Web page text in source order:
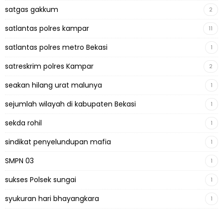
satgas gakkum 2
satlantas polres kampar 11
satlantas polres metro Bekasi 1
satreskrim polres Kampar 2
seakan hilang urat malunya 1
sejumlah wilayah di kabupaten Bekasi 1
sekda rohil 1
sindikat penyelundupan mafia 1
SMPN 03 1
sukses Polsek sungai 1
syukuran hari bhayangkara 1